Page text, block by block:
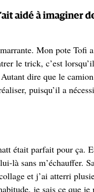
aidé à imaginer
Mon pote Tofi
le trick, c’est
dire que le
puisqu’il a
était parfait pour ça.
là sans m’échauffer.
et j’ai atterri
je sais ce que